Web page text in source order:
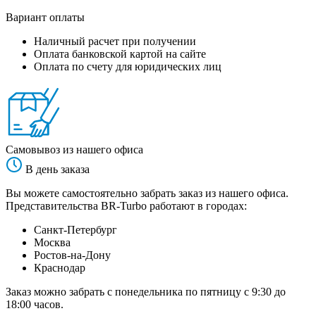
Вариант оплаты
Наличный расчет при получении
Оплата банковской картой на сайте
Оплата по счету для юридических лиц
Самовывоз из нашего офиса
В день заказа
Вы можете самостоятельно забрать заказ из нашего офиса.
Представительства BR-Turbo работают в городах:
Санкт-Петербург
Москва
Ростов-на-Дону
Краснодар
Заказ можно забрать с понедельника по пятницу с 9:30 до
18:00 часов.